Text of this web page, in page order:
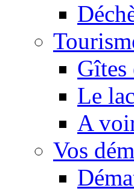
Gîtes
Le
A
Vos